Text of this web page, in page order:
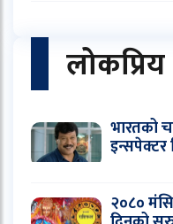
लोकप्रिय
भारतको
इन्सपेक्टर
२०८०